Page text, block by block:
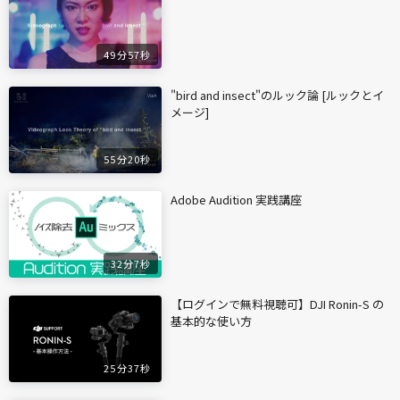
49分57秒
55分20秒
"bird and insect"のルック論 [ルックとイ
メージ]
32分7秒
Adobe Audition 実践講座
25分37秒
【ログインで無料視聴可】DJI Ronin-S の
基本的な使い方